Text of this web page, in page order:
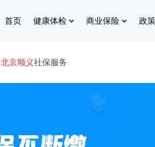
首页 健康体检 商业保险 政
北京顺义社保服务